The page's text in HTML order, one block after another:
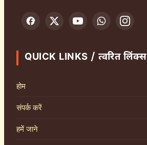
QUICK LINKS / त्वरित लिंक्स
होम
संपर्क करें
हमें जाने